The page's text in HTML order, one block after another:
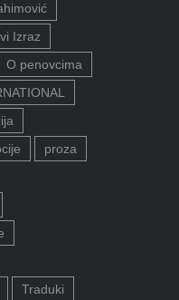
Izraz
O penovcima
proza
Traduki